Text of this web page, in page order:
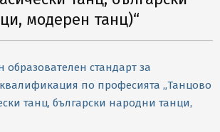
модерен танц)“
образователен стандарт за
по професията „Танцово
танц, български народни танци,